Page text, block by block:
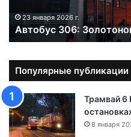
:
л
о
т
о
н
23 января 2026 г.
Автобус 306:
Популярные публикации
Трамвай 6
8 января